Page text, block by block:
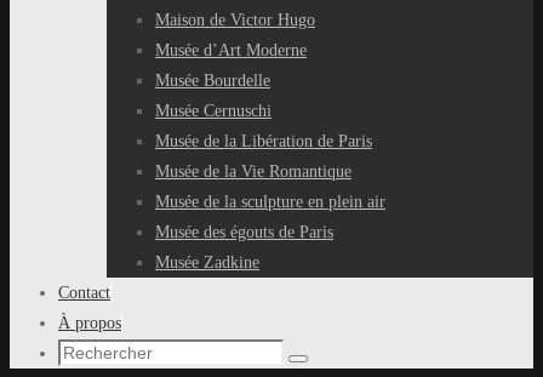
Maison de Victor Hugo
Musée d’Art Moderne
Musée Bourdelle
Musée Cernuschi
Musée de la Libération de Paris
Musée de la Vie Romantique
Musée de la sculpture en plein air
Musée des égouts de Paris
Musée Zadkine
Contact
À propos
Recherche
Rechercher